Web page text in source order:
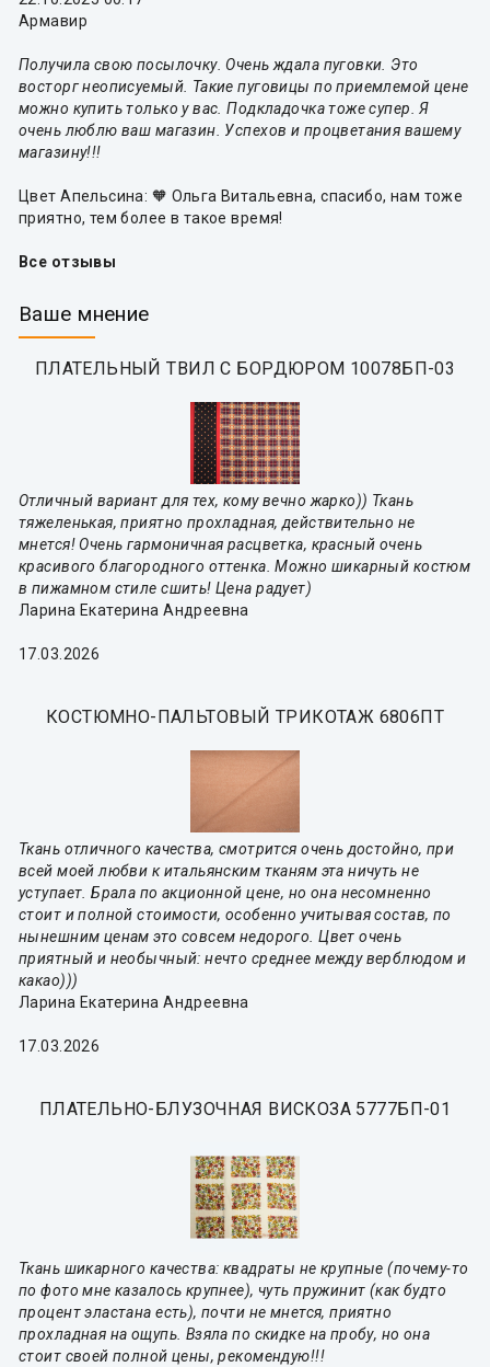
Армавир
Получила свою посылочку. Очень ждала пуговки. Это
восторг неописуемый. Такие пуговицы по приемлемой цене
можно купить только у вас. Подкладочка тоже супер. Я
очень люблю ваш магазин. Успехов и процветания вашему
магазину!!!
Цвет Апельсина: 🧡 Ольга Витальевна, спасибо, нам тоже
приятно, тем более в такое время!
Все отзывы
Ваше мнение
ПЛАТЕЛЬНЫЙ ТВИЛ С БОРДЮРОМ 10078БП-03
Отличный вариант для тех, кому вечно жарко)) Ткань
тяжеленькая, приятно прохладная, действительно не
мнется! Очень гармоничная расцветка, красный очень
красивого благородного оттенка. Можно шикарный костюм
в пижамном стиле сшить! Цена радует)
Ларина Екатерина Андреевна
17.03.2026
КОСТЮМНО-ПАЛЬТОВЫЙ ТРИКОТАЖ 6806ПТ
Ткань отличного качества, смотрится очень достойно, при
всей моей любви к итальянским тканям эта ничуть не
уступает. Брала по акционной цене, но она несомненно
стоит и полной стоимости, особенно учитывая состав, по
нынешним ценам это совсем недорого. Цвет очень
приятный и необычный: нечто среднее между верблюдом и
какао)))
Ларина Екатерина Андреевна
17.03.2026
ПЛАТЕЛЬНО-БЛУЗОЧНАЯ ВИСКОЗА 5777БП-01
Ткань шикарного качества: квадраты не крупные (почему-то
по фото мне казалось крупнее), чуть пружинит (как будто
процент эластана есть), почти не мнется, приятно
прохладная на ощупь. Взяла по скидке на пробу, но она
стоит своей полной цены, рекомендую!!!